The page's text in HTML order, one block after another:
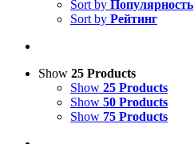
Sort by Популярность
Sort by Рейтинг
Show 25 Products
Show 25 Products
Show 50 Products
Show 75 Products